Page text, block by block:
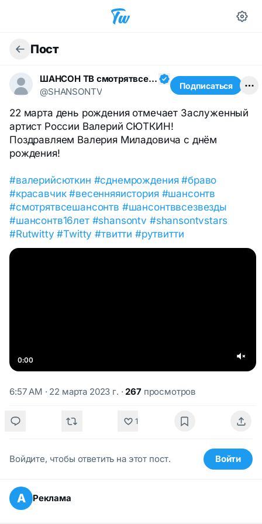
Пост
ШАНСОН ТВ смотрятвсешансонтв
@SHANSONTV
Подписаться
22 марта день рождения отмечает Заслуженный
артист России Валерий СЮТКИН!
Поздравляем Валерия Миладовича с днём
рождения!
#валерийсюткин #сднемрождения #браво
#красавчик #весенняяистория #шансонтв
#смотрятвсешансонтв #шансонтввсезвезды
#шансонтв16лет #shansontv #shansontvstars
#Rutwitty #Twitty #твитти #рутвитти
0:00
6:57 AM · 22 марта 2023 г. · 267просмотров
1
Войдите, чтобы ответить на этот пост. Войти
А Реклама